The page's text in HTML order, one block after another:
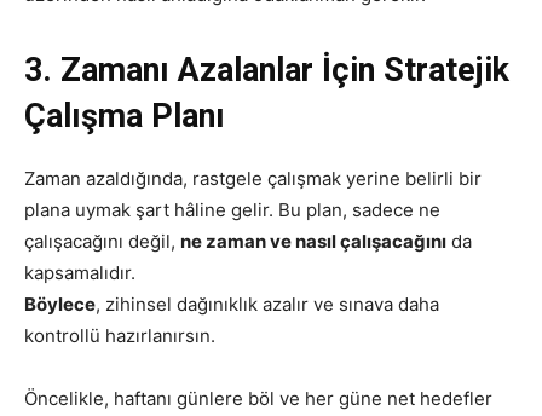
3. Zamanı Azalanlar İçin Stratejik
Çalışma Planı
Zaman azaldığında, rastgele çalışmak yerine belirli bir
plana uymak şart hâline gelir. Bu plan, sadece ne
çalışacağını değil, ne zaman ve nasıl çalışacağını da
kapsamalıdır.
Böylece, zihinsel dağınıklık azalır ve sınava daha
kontrollü hazırlanırsın.
Öncelikle, haftanı günlere böl ve her güne net hedefler